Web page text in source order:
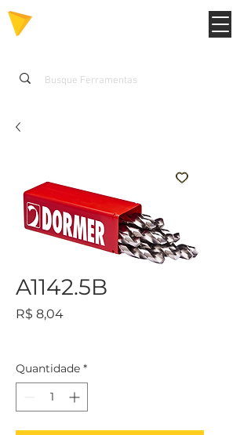
A1142.5B
R$ 8,04Preço
Quantidade *